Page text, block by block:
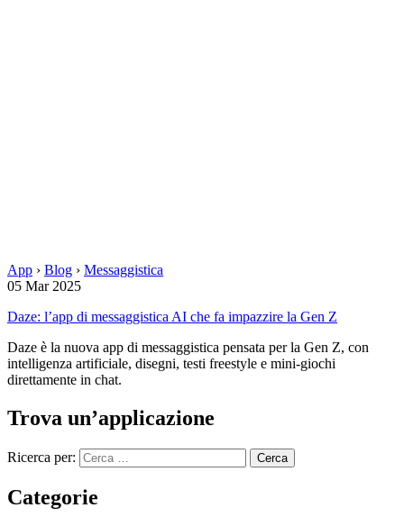
App › Blog › Messaggistica
05 Mar 2025
Daze: l’app di messaggistica AI che fa impazzire la Gen Z
Daze è la nuova app di messaggistica pensata per la Gen Z, con
intelligenza artificiale, disegni, testi freestyle e mini-giochi
direttamente in chat.
Trova un’applicazione
Ricerca per:
Categorie